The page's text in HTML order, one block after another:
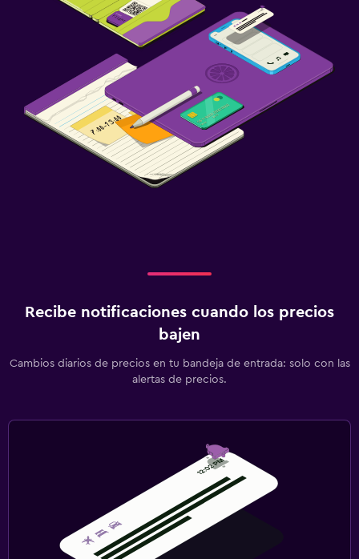
Recibe notificaciones cuando los precios
bajen
Cambios diarios de precios en tu bandeja de entrada: solo con las
alertas de precios.